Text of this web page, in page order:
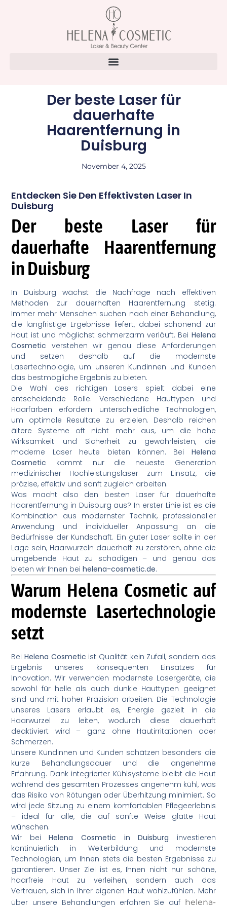
Der beste Laser für
dauerhafte
Haarentfernung in
Duisburg
November 4, 2025
Entdecken Sie Den Effektivsten Laser In
Duisburg
Der beste Laser für
dauerhafte Haarentfernung
in Duisburg
In Duisburg wächst die Nachfrage nach effektiven
Methoden zur dauerhaften Haarentfernung stetig.
Immer mehr Menschen suchen nach einer Behandlung,
die langfristige Ergebnisse liefert, dabei schonend zur
Haut ist und möglichst schmerzarm verläuft. Bei Helena
Cosmetic verstehen wir genau diese Anforderungen
und setzen deshalb auf die modernste
Lasertechnologie, um unseren Kundinnen und Kunden
das bestmögliche Ergebnis zu bieten.
Die Wahl des richtigen Lasers spielt dabei eine
entscheidende Rolle. Verschiedene Hauttypen und
Haarfarben erfordern unterschiedliche Technologien,
um optimale Resultate zu erzielen. Deshalb reichen
ältere Systeme oft nicht mehr aus, um die hohe
Wirksamkeit und Sicherheit zu gewährleisten, die
moderne Laser heute bieten können. Bei Helena
Cosmetic kommt nur die neueste Generation
medizinischer Hochleistungslaser zum Einsatz, die
präzise, effektiv und sanft zugleich arbeiten.
Was macht also den besten Laser für dauerhafte
Haarentfernung in Duisburg aus? In erster Linie ist es die
Kombination aus modernster Technik, professioneller
Anwendung und individueller Anpassung an die
Bedürfnisse der Kundschaft. Ein guter Laser sollte in der
Lage sein, Haarwurzeln dauerhaft zu zerstören, ohne die
umgebende Haut zu schädigen – und genau das
bieten wir Ihnen beihelena-cosmetic.de.
Warum Helena Cosmetic auf
modernste Lasertechnologie
setzt
BeiHelena Cosmetic ist Qualität kein Zufall, sondern das
Ergebnis unseres konsequenten Einsatzes für
Innovation. Wir verwenden modernste Lasergeräte, die
sowohl für helle als auch dunkle Hauttypen geeignet
sind und mit hoher Präzision arbeiten. Die Technologie
unseres Lasers erlaubt es, Energie gezielt in die
Haarwurzel zu leiten, wodurch diese dauerhaft
deaktiviert wird – ganz ohne Hautirritationen oder
Schmerzen.
Unsere Kundinnen und Kunden schätzen besonders die
kurze Behandlungsdauer und die angenehme
Erfahrung. Dank integrierter Kühlsysteme bleibt die Haut
während des gesamten Prozesses angenehm kühl, was
das Risiko von Rötungen oder Überhitzung minimiert. So
wird jede Sitzung zu einem komfortablen Pflegeerlebnis
– ideal für alle, die auf sanfte Weise glatte Haut
wünschen.
Wir beiHelena Cosmetic in Duisburg investieren
kontinuierlich in Weiterbildung und modernste
Technologien, um Ihnen stets die besten Ergebnisse zu
garantieren. Unser Ziel ist es, Ihnen nicht nur schöne,
haarfreie Haut zu verleihen, sondern auch das
Vertrauen, sich in Ihrer eigenen Haut wohlzufühlen. Mehr
über unsere Behandlungen erfahren Sie auf helena-